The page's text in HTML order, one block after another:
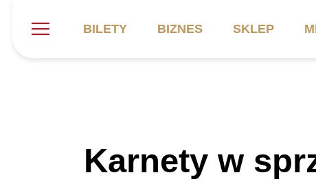
BILETY BIZNES SKLEP
Informacje ogólne
Symbole klubu Aktualności
Karnety w